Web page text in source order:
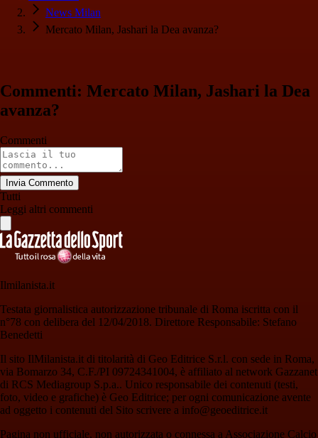
News Milan
Mercato Milan, Jashari la Dea avanza?
Commenti: Mercato Milan, Jashari la Dea
avanza?
Commenti
Invia Commento
Tutti
Leggi altri commenti
Ilmilanista.it
Testata giornalistica autorizzazione tribunale di Roma iscritta con il
n°78 con delibera del 12/04/2018. Direttore Responsabile: Stefano
Benedetti
Il sito IlMilanista.it di titolarità di Geo Editrice S.r.l. con sede in Roma,
via Bomarzo 34, C.F./PI 09724341004, è affiliato al network Gazzanet
di RCS Mediagroup S.p.a.. Unico responsabile dei contenuti (testi,
foto, video e grafiche) è Geo Editrice; per ogni comunicazione avente
ad oggetto i contenuti del Sito scrivere a info@geoeditrice.it
Pagina non ufficiale, non autorizzata o connessa a Associazione Calcio